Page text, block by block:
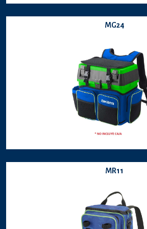
MG24
MR11